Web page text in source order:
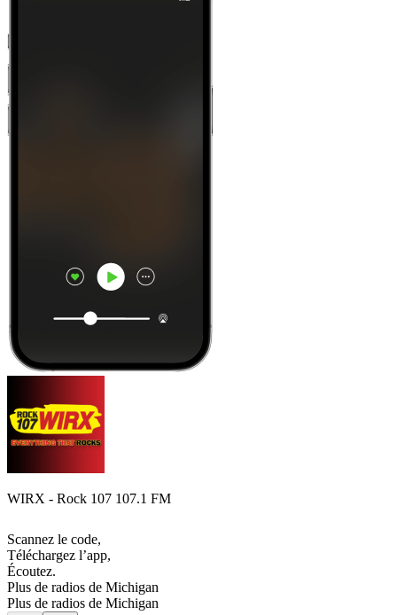
WIRX - Rock 107 107.1 FM
Scannez le code,
Téléchargez l’app,
Écoutez.
Plus de radios de Michigan
Plus de radios de Michigan